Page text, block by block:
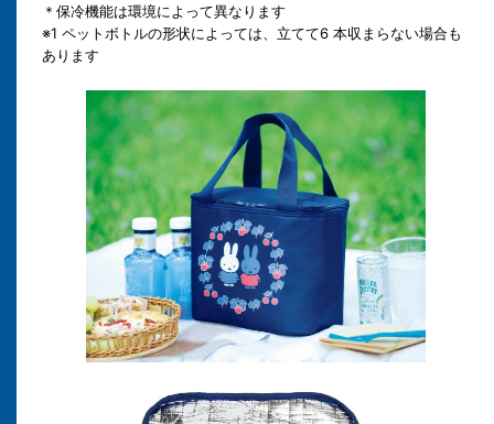
＊保冷機能は環境によって異なります
※1 ペットボトルの形状によっては、立てて6 本収まらない場合も
あります